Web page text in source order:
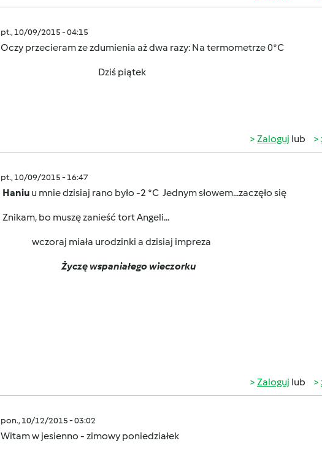
pt., 10/09/2015 - 04:15
Oczy przecieram ze zdumienia aż dwa razy: Na termometrze 0*C
Dziś piątek
Zaloguj lub
pt., 10/09/2015 - 16:47
Haniu u mnie dzisiaj rano było -2 *C Jednym słowem...zaczęło się
Znikam, bo muszę zanieść tort Angeli...
wczoraj miała urodzinki a dzisiaj impreza
Życzę wspaniałego wieczorku
Zaloguj lub
pon., 10/12/2015 - 03:02
Witam w jesienno - zimowy poniedziałek